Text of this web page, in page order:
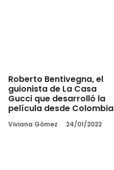
Roberto Bentivegna, el
guionista de La Casa
Gucci que desarrolló la
película desde Colombia
Viviana Gómez 24/01/2022